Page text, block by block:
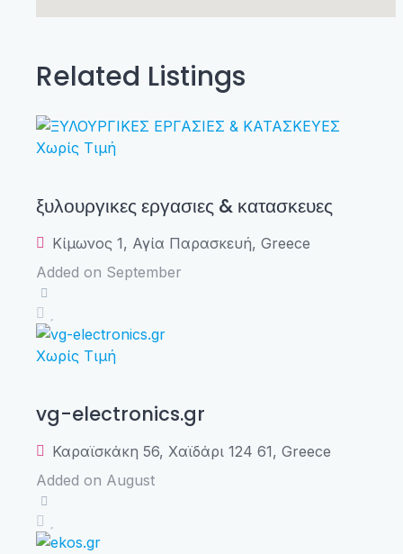
Related Listings
Χωρίς Τιμή
ξυλουργικες εργασιες & κατασκευες
Κίμωνος 1, Αγία Παρασκευή, Greece
Added on September
Χωρίς Τιμή
vg-electronics.gr
Καραϊσκάκη 56, Χαϊδάρι 124 61, Greece
Added on August